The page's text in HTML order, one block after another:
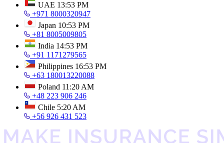
UAE 13:53 PM
+971 8000320947
Japan 10:53 PM
+81 8005009805
India 14:53 PM
+91 1171279565
Philippines 16:53 PM
+63 180013220088
Poland 11:20 AM
+48 223 906 246
Chile 5:20 AM
+56 926 431 523